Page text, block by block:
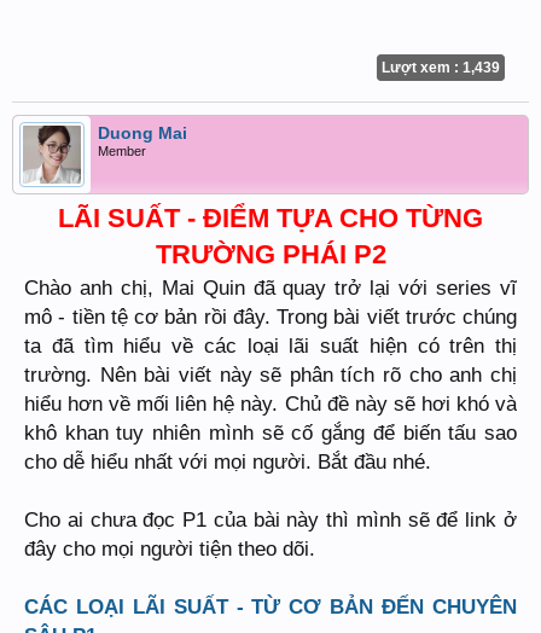
Lượt xem : 1,439
Duong Mai
Member
LÃI SUẤT - ĐIỂM TỰA CHO TỪNG
TRƯỜNG PHÁI P2
Chào anh chị, Mai Quin đã quay trở lại với series vĩ
mô - tiền tệ cơ bản rồi đây. Trong bài viết trước chúng
ta đã tìm hiểu về các loại lãi suất hiện có trên thị
trường. Nên bài viết này sẽ phân tích rõ cho anh chị
hiểu hơn về mối liên hệ này. Chủ đề này sẽ hơi khó và
khô khan tuy nhiên mình sẽ cố gắng để biến tấu sao
cho dễ hiểu nhất với mọi người. Bắt đầu nhé.
Cho ai chưa đọc P1 của bài này thì mình sẽ để link ở
đây cho mọi người tiện theo dõi.
CÁC LOẠI LÃI SUẤT - TỪ CƠ BẢN ĐẾN CHUYÊN